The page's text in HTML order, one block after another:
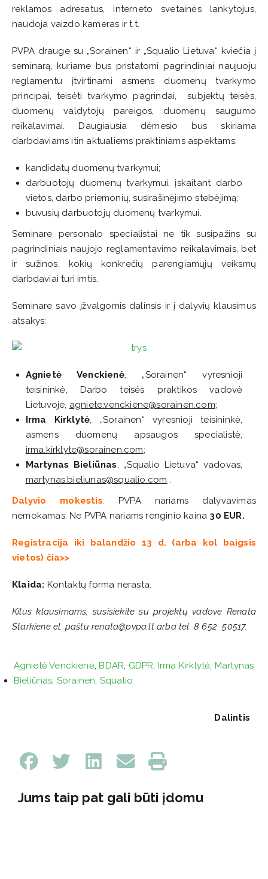
reklamos adresatus, interneto svetainės lankytojus,
naudoja vaizdo kameras ir t.t.
PVPA drauge su „Sorainen“ ir „Squalio Lietuva“ kviečia į
seminarą, kuriame bus pristatomi pagrindiniai naujuoju
reglamentu įtvirtinami asmens duomenų tvarkymo
principai, teisėti tvarkymo pagrindai, subjektų teisės,
duomenų valdytojų pareigos, duomenų saugumo
reikalavimai.
Daugiausia dėmesio bus skiriama
darbdaviams itin aktualiems praktiniams aspektams:
kandidatų duomenų tvarkymui;
darbuotojų duomenų tvarkymui, įskaitant darbo
vietos, darbo priemonių, susirašinėjimo stebėjimą;
buvusių darbuotojų duomenų tvarkymui.
Seminare personalo specialistai ne tik susipažins su
pagrindiniais naujojo reglamentavimo reikalavimais, bet
ir sužinos, kokių konkrečių parengiamųjų veiksmų
darbdaviai turi imtis.
Seminare savo įžvalgomis dalinsis ir į dalyvių klausimus
atsakys:
Agnietė Venckienė, „Sorainen“ vyresnioji
teisininkė, Darbo teisės praktikos vadovė
Lietuvoje, agniete.venckiene@sorainen.com;
Irma Kirklytė , „Sorainen“ vyresnioji teisininkė,
asmens duomenų apsaugos specialistė,
irma.kirklyte@sorainen.com;
Martynas Bieliūnas , „Squalio Lietuva“ vadovas,
martynas.bieliunas@squalio.com
Dalyvio mokestis: PVPA nariams dalyvavimas
nemokamas. Ne PVPA nariams renginio kaina 30 EUR.
Registracija iki balandžio 13 d. (arba kol baigsis
vietos) čia>>
Klaida: Kontaktų forma nerasta.
Kilus klausimams, susisiekite su projektų vadove Renata
Starkiene el. paštu renata@pvpa.lt arba tel. 8 652 50517.
Agnietė Venckienė, BDAR GDPR Irma Kirklytė Martynas
Bieliūnas Sorainen Squalio
Dalintis
Jums taip pat gali būti įdomu